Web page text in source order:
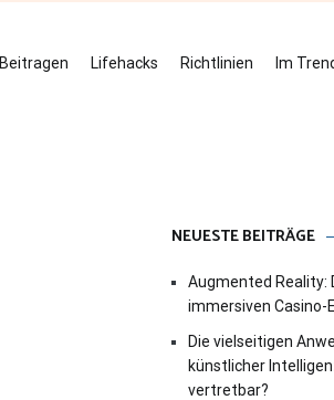
Beitragen Lifehacks Richtlinien Im
NEUESTE BEITRÄGE
Augmented Reality:
immersiven Casino-
Die vielseitigen
künstlicher
vertretbar?